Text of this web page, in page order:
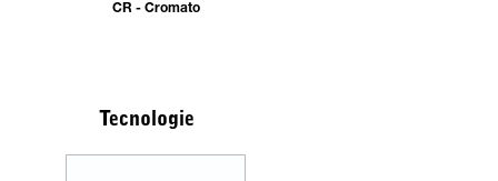
CR - Cromato
Tecnologie